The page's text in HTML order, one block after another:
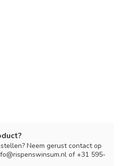
Neem gerust contact op
of +31 595-